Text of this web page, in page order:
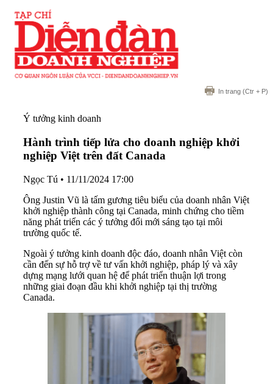
In trang (Ctr + P)
Ý tưởng kinh doanh
Hành trình tiếp lửa cho doanh nghiệp khởi
nghiệp Việt trên đất Canada
Ngọc Tú • 11/11/2024 17:00
Ông Justin Vũ là tấm gương tiêu biểu của doanh nhân Việt
khởi nghiệp thành công tại Canada, minh chứng cho tiềm
năng phát triển các ý tưởng đổi mới sáng tạo tại môi
trường quốc tế.
Ngoài ý tưởng kinh doanh độc đáo, doanh nhân Việt còn
cần đến sự hỗ trợ về tư vấn khởi nghiệp, pháp lý và xây
dựng mạng lưới quan hệ để phát triển thuận lợi trong
những giai đoạn đầu khi khởi nghiệp tại thị trường
Canada.